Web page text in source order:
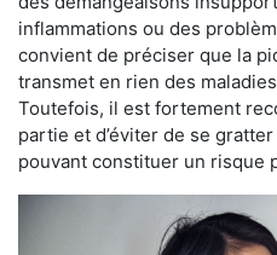
inflammations ou des
convient de préciser que la
transmet en rien des
Toutefois, il est fortement
partie et d’éviter de se
pouvant constituer un risque